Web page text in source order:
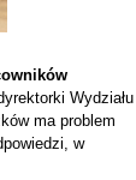
Wydziału
ma problem
w